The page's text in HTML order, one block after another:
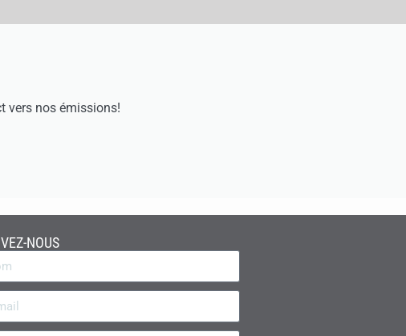
vers nos émissions!
NOUS